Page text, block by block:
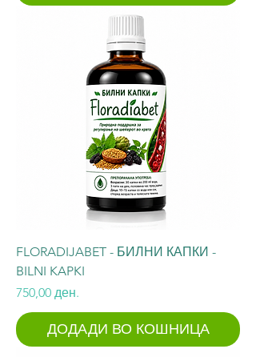
FLORADIJABET - БИЛНИ КАПКИ -
BILNI KAPKI
Price
750,00 ден.
ДОДАДИ ВО КОШНИЦА